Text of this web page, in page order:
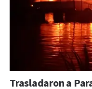
Trasladaron a